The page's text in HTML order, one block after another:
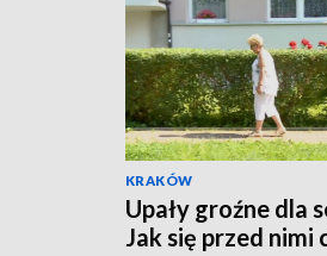
KRAKÓW
Upały groźne dla
Jak się przed nimi